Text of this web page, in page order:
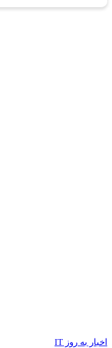
اخبار به روز IT